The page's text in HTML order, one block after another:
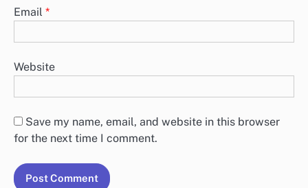
Email *
Website
Save my name, email, and website in this browser
for the next time I comment.